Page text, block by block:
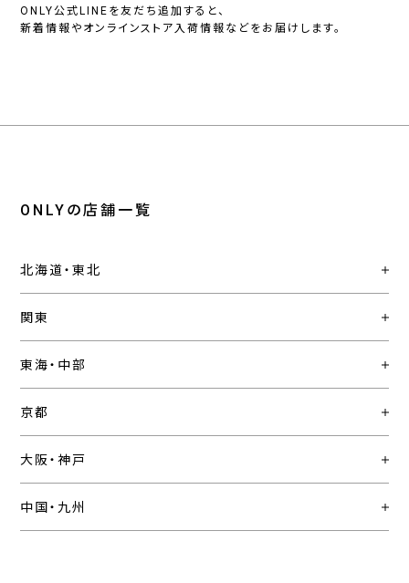
ONLY公式LINEを友だち追加すると、
新着情報やオンラインストア入荷情報などをお届けします。
ONLYの店舗一覧
北海道・東北
関東
東海・中部
京都
大阪・神戸
中国・九州